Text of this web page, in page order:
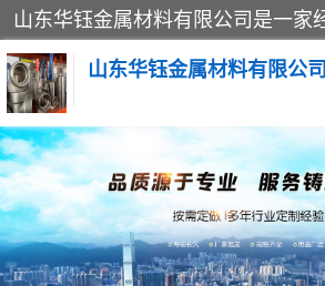
山东华钰金属材料有限公司
不锈钢管
管件标准件